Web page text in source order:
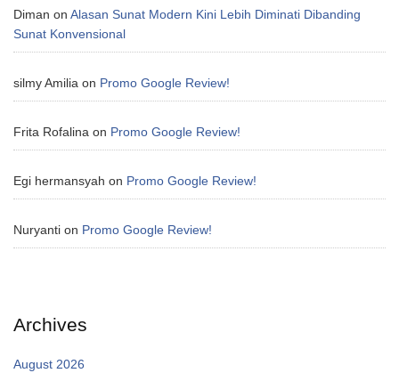
Diman on Alasan Sunat Modern Kini Lebih Diminati Dibanding
Sunat Konvensional
silmy Amilia on Promo Google Review!
Frita Rofalina on Promo Google Review!
Egi hermansyah on Promo Google Review!
Nuryanti on Promo Google Review!
Archives
August 2026